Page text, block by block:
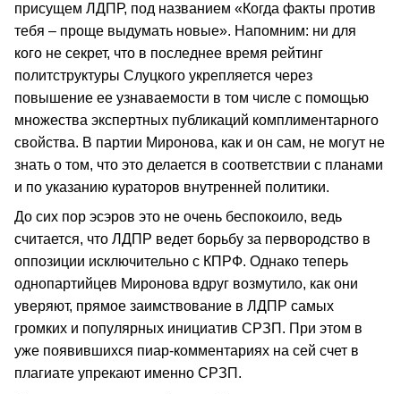
присущем ЛДПР, под названием «Когда факты против
тебя – проще выдумать новые». Напомним: ни для
кого не секрет, что в последнее время рейтинг
политструктуры Слуцкого укрепляется через
повышение ее узнаваемости в том числе с помощью
множества экспертных публикаций комплиментарного
свойства. В партии Миронова, как и он сам, не могут не
знать о том, что это делается в соответствии с планами
и по указанию кураторов внутренней политики.
До сих пор эсэров это не очень беспокоило, ведь
считается, что ЛДПР ведет борьбу за первородство в
оппозиции исключительно с КПРФ. Однако теперь
однопартийцев Миронова вдруг возмутило, как они
уверяют, прямое заимствование в ЛДПР самых
громких и популярных инициатив СРЗП. При этом в
уже появившихся пиар-комментариях на сей счет в
плагиате упрекают именно СРЗП.